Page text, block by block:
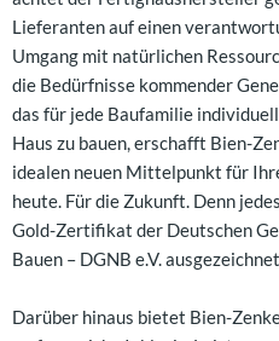
Lieferanten auf einen
Umgang mit natürlichen
die Bedürfnisse kommender
das für jede Baufamilie
Haus zu bauen, erschafft Bien-
idealen neuen Mittelpunkt für
heute. Für die Zukunft. Denn
Gold-Zertifikat der Deutschen
Bauen – DGNB e.V.
Darüber hinaus bietet Bien-